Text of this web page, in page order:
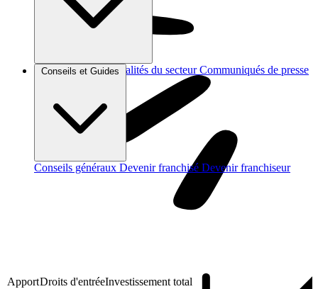
Brèves et actus Actualités du secteur Communiqués de presse
Conseils et Guides
Conseils généraux Devenir franchisé Devenir franchiseur
ApportDroits d'entréeInvestissement total